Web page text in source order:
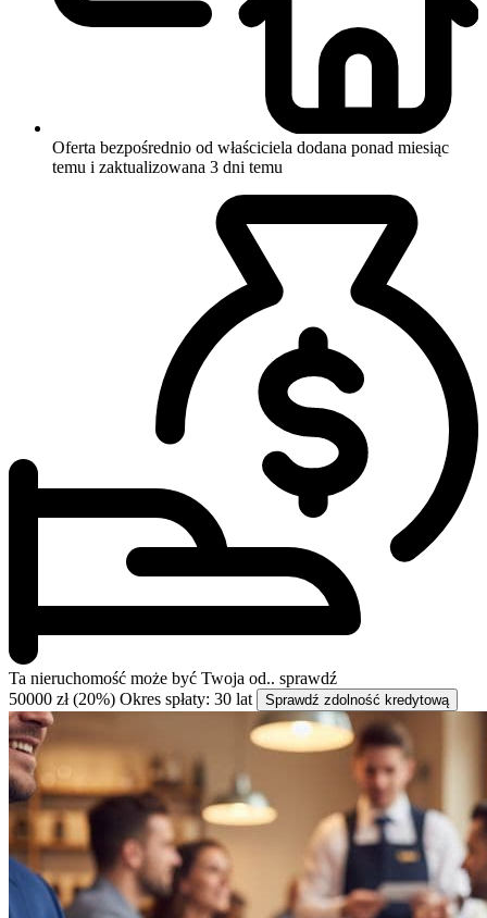
Oferta bezpośrednio od właściciela dodana ponad miesiąc
temu i zaktualizowana 3 dni temu
Ta nieruchomość może być Twoja od.. sprawdź
50000 zł (20%) Okres spłaty: 30 lat Sprawdź zdolność kredytową